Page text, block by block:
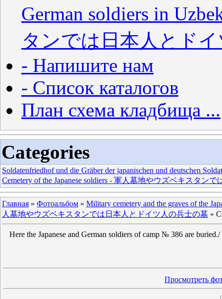
German soldiers in
タンでは日本人とド
- Напишите нам
- Список каталогов
План схема кладбища ...
Categories
Soldatenfriedhof und die Gräber der japanischen und deutschen
Cemetery of the Japanese soldiers - 軍人墓地やウズベキスタン
Главная » Фотоальбом » Military cemetery and the graves of the
人墓地やウズベキスタンでは日本人とドイツ人の兵士の墓 »
Here the Japanese and German soldiers of camp № 386 are
Просмотреть